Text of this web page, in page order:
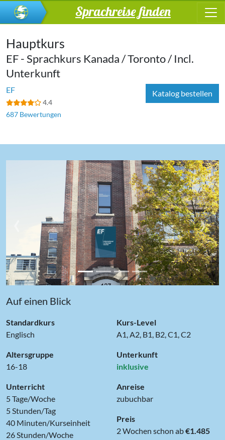
Sprachreise finden
Hauptkurs
EF - Sprachkurs Kanada / Toronto / Incl.
Unterkunft
EF
4.4
687 Bewertungen
Katalog bestellen
›
Auf einen Blick
Standardkurs
Englisch
Altersgruppe
16-18
Unterricht
5 Tage/Woche
5 Stunden/Tag
40 Minuten/Kurseinheit
26 Stunden/Woche
Kurs-Level
A1, A2, B1, B2, C1, C2
Unterkunft
inklusive
Anreise
zubuchbar
Preis
2 Wochen schon ab€1.485